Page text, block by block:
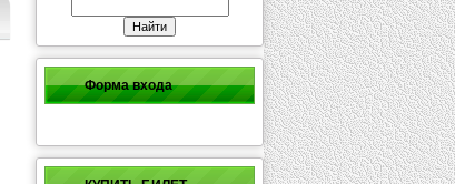
Форма входа